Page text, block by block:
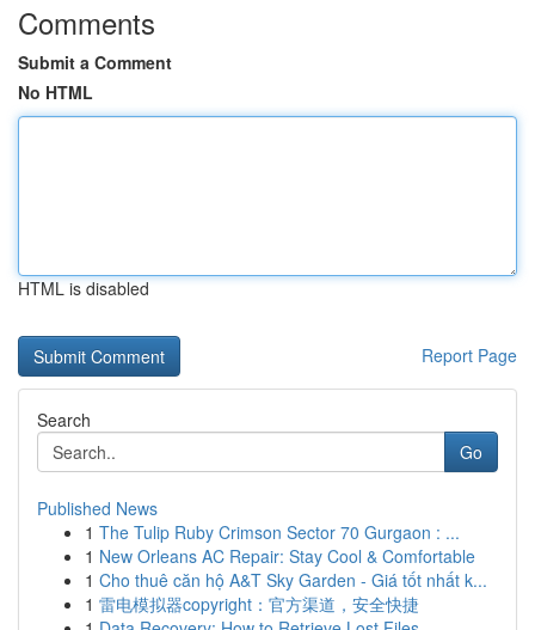
Comments
Submit a Comment
No HTML
HTML is disabled
Report Page
Search
Go
Published News
1 The Tulip Ruby Crimson Sector 70 Gurgaon : ...
1 New Orleans AC Repair: Stay Cool & Comfortable
1 Cho thuê căn hộ A&T Sky Garden - Giá tốt nhất k...
1 雷电模拟器copyright：官方渠道，安全快捷